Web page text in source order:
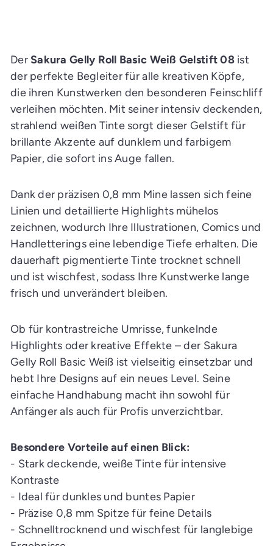
i
n
k
a
u
s
a
g
e
n
l
e
n
DerSakura Gelly Roll Basic Weiß Gelstift 08ist
der perfekte Begleiter für alle kreativen Köpfe,
die ihren Kunstwerken den besonderen Feinschliff
verleihen möchten. Mit seiner intensiv deckenden,
strahlend weißen Tinte sorgt dieser Gelstift für
brillante Akzente auf dunklem und farbigem
Papier, die sofort ins Auge fallen.
Dank der präzisen 0,8 mm Mine lassen sich feine
Linien und detaillierte Highlights mühelos
zeichnen, wodurch Ihre Illustrationen, Comics und
Handletterings eine lebendige Tiefe erhalten. Die
dauerhaft pigmentierte Tinte trocknet schnell
und ist wischfest, sodass Ihre Kunstwerke lange
frisch und unverändert bleiben.
Ob für kontrastreiche Umrisse, funkelnde
Highlights oder kreative Effekte – der Sakura
Gelly Roll Basic Weiß ist vielseitig einsetzbar und
hebt Ihre Designs auf ein neues Level. Seine
einfache Handhabung macht ihn sowohl für
Anfänger als auch für Profis unverzichtbar.
Besondere Vorteile auf einen Blick:
- Stark deckende, weiße Tinte für intensive
Kontraste
- Ideal für dunkles und buntes Papier
- Präzise 0,8 mm Spitze für feine Details
- Schnelltrocknend und wischfest für langlebige